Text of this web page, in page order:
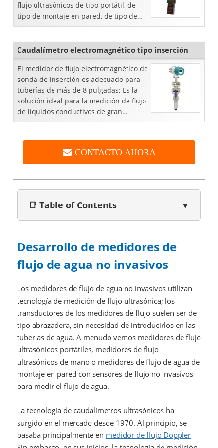
flujo ultrasónicos de tipo portátil, de
tipo de montaje en pared, de tipo de
montaje en panel y de tipo portátil para
Caudalímetro electromagnético tipo inserción
El medidor de flujo electromagnético de
sonda de inserción es adecuado para
tuberías de más de 8 pulgadas; Es la
solución ideal para la medición de flujo
de líquidos conductivos de gran
tamaño de tubería, como aguas
CONTACTO AHORA
📑 Table of Contents ▼
Desarrollo de medidores de
flujo de agua no invasivos
Los medidores de flujo de agua no invasivos utilizan
tecnología de medición de flujo ultrasónica; los
transductores de los medidores de flujo suelen ser de
tipo abrazadera, sin necesidad de introducirlos en las
tuberías de agua. A menudo vemos medidores de flujo
ultrasónicos portátiles, medidores de flujo
ultrasónicos de mano o medidores de flujo de agua de
montaje en pared con sensores de flujo no invasivos
para medir el flujo de agua.
La tecnología de caudalímetros ultrasónicos ha
surgido en el mercado desde 1970. Al principio, se
basaba principalmente en medidor de flujo Doppler